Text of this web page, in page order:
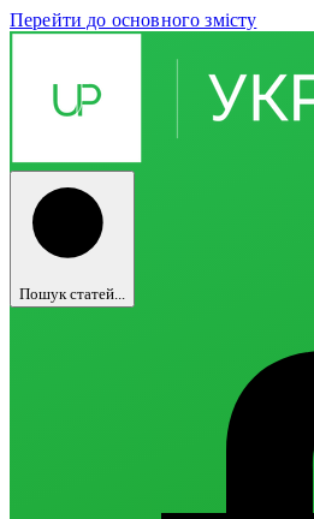
Перейти до основного змісту
Пошук статей...